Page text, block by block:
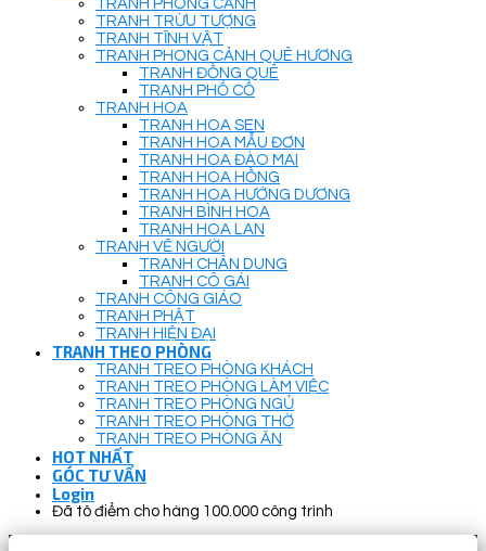
TRANH PHONG CẢNH
TRANH TRỪU TƯỢNG
TRANH TĨNH VẬT
TRANH PHONG CẢNH QUÊ HƯƠNG
TRANH ĐỒNG QUÊ
TRANH PHỐ CỔ
TRANH HOA
TRANH HOA SEN
TRANH HOA MẪU ĐƠN
TRANH HOA ĐÀO MAI
TRANH HOA HỒNG
TRANH HOA HƯỚNG DƯƠNG
TRANH BÌNH HOA
TRANH HOA LAN
TRANH VẼ NGƯỜI
TRANH CHÂN DUNG
TRANH CÔ GÁI
TRANH CÔNG GIÁO
TRANH PHẬT
TRANH HIỆN ĐẠI
TRANH THEO PHÒNG
TRANH TREO PHÒNG KHÁCH
TRANH TREO PHÒNG LÀM VIỆC
TRANH TREO PHÒNG NGỦ
TRANH TREO PHÒNG THỜ
TRANH TREO PHÒNG ĂN
HOT NHẤT
GÓC TƯ VẤN
Login
Đã tô điểm cho hàng 100.000 công trình